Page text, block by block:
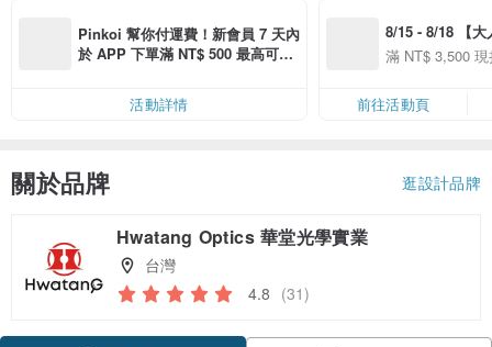
Pinkoi 幫你付運費！新會員 7 天內
於 APP 下單滿 NT$ 500 最高可折
活動詳情
8/15 - 8/18 【大
季】滿
50
滿 NT$ 3,500
前往活動頁
關於品牌 逛設計品牌
Hwatang Optics 華堂光學實業
台灣
4.8 (31)